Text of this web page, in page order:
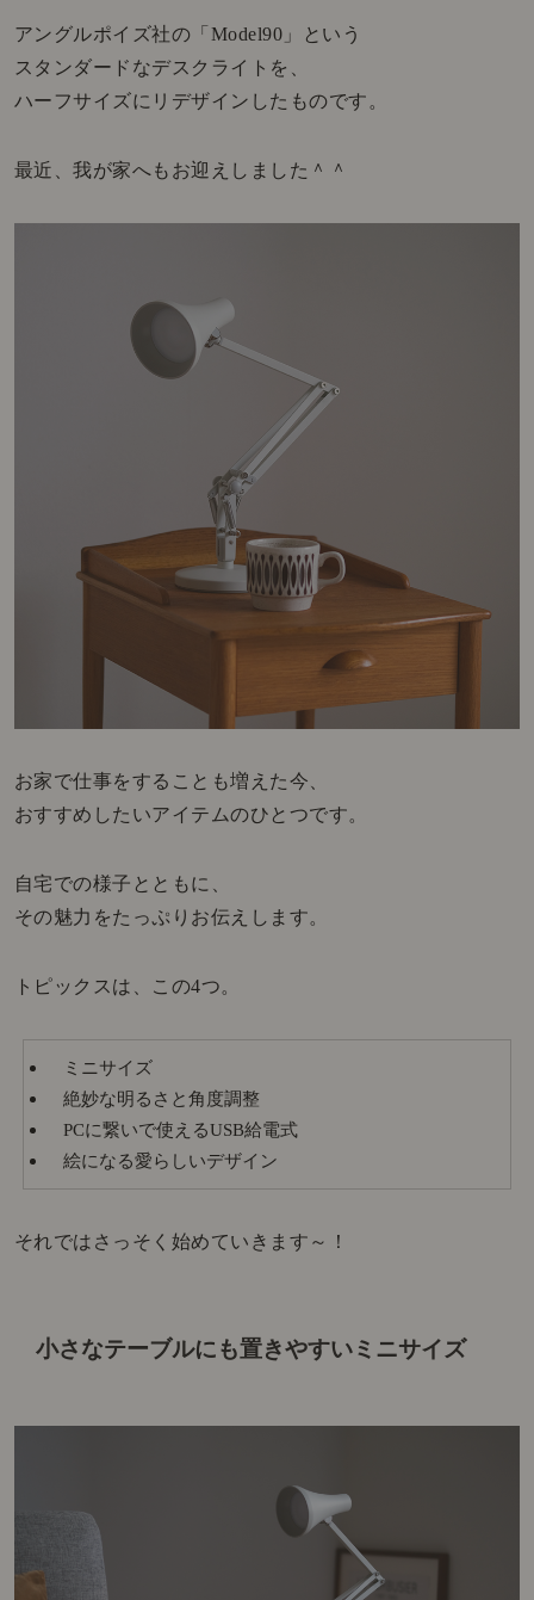
アングルポイズ社の「Model90」という
スタンダードなデスクライトを、
ハーフサイズにリデザインしたものです。
最近、我が家へもお迎えしました＾＾
お家で仕事をすることも増えた今、
おすすめしたいアイテムのひとつです。
自宅での様子とともに、
その魅力をたっぷりお伝えします。
トピックスは、この4つ。
ミニサイズ
絶妙な明るさと角度調整
PCに繋いで使えるUSB給電式
絵になる愛らしいデザイン
それではさっそく始めていきます～！
小さなテーブルにも置きやすいミニサイズ